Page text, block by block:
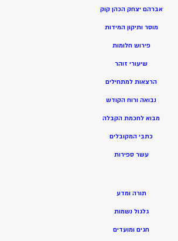
אברהם יצחק הכהן קוק
מוסר ותיקון המידות
פירוש חלומות
שיעורי זוהר
הרצאות למתחילים
נבואה ורוח הקודש
מבוא לחכמת הקבלה
כתבי המקובלים
עשר ספירות
תורה ומדע
גלגול נשמות
חגים ומועדים